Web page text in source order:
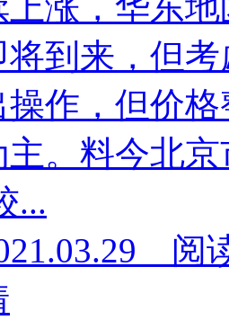
涨，华东
到来，但
作，但价
。料今北
...
阅